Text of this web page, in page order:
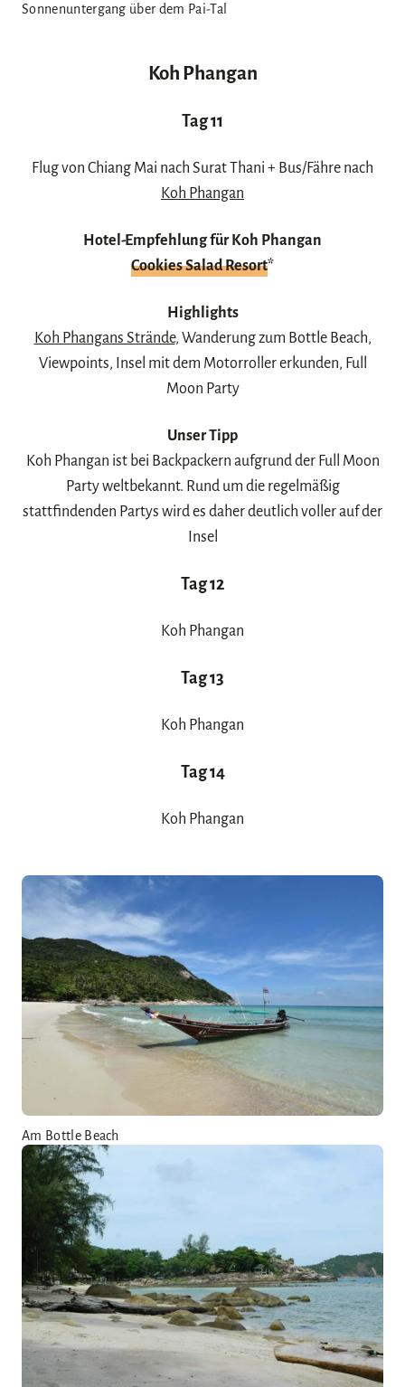
Sonnenuntergang über dem Pai-Tal
Koh Phangan
Tag 11
Flug von Chiang Mai nach Surat Thani + Bus/Fähre nach
Koh Phangan
Hotel-Empfehlung für Koh Phangan
Cookies Salad Resort*
Highlights
Koh Phangans Strände, Wanderung zum Bottle Beach,
Viewpoints, Insel mit dem Motorroller erkunden, Full
Moon Party
Unser Tipp
Koh Phangan ist bei Backpackern aufgrund der Full Moon
Party weltbekannt. Rund um die regelmäßig
stattfindenden Partys wird es daher deutlich voller auf der
Insel
Tag 12
Koh Phangan
Tag 13
Koh Phangan
Tag 14
Koh Phangan
Am Bottle Beach